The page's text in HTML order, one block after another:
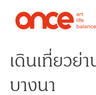
เดินเที่ยวย่
บางนา